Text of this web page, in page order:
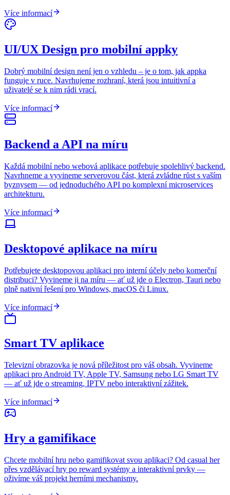
Více informací
UI/UX Design pro mobilní appky
Dobrý mobilní design není jen o vzhledu – je o tom, jak appka
funguje v ruce. Navrhujeme rozhraní, která jsou intuitivní a
uživatelé se k nim rádi vrací.
Více informací
Backend a API na míru
Každá mobilní nebo webová aplikace potřebuje spolehlivý backend.
Navrhneme a vyvineme serverovou část, která zvládne růst s vaším
byznysem — od jednoduchého API po komplexní microservices
architekturu.
Více informací
Desktopové aplikace na míru
Potřebujete desktopovou aplikaci pro interní účely nebo komerční
distribuci? Vyvineme ji na míru — ať už jde o Electron, Tauri nebo
plně nativní řešení pro Windows, macOS či Linux.
Více informací
Smart TV aplikace
Televizní obrazovka je nová příležitost pro váš obsah. Vyvineme
aplikaci pro Android TV, Apple TV, Samsung nebo LG Smart TV
— ať už jde o streaming, IPTV nebo interaktivní zážitek.
Více informací
Hry a gamifikace
Chcete mobilní hru nebo gamifikovat svou aplikaci? Od casual her
přes vzdělávací hry po reward systémy a interaktivní prvky —
oživíme váš projekt herními mechanismy.